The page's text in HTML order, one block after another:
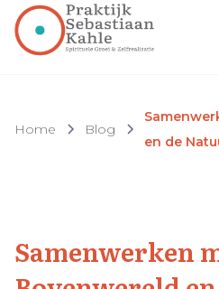
Home Blog
en de
Samenwerken